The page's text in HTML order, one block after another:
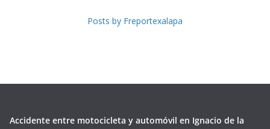
Posts by Freportexalapa
Accidente entre motocicleta y automóvil en Ignacio de la